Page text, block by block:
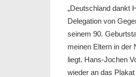
„Deutschland dankt
Delegation von
seinem 90.
meinen Eltern in der
liegt. Hans-Jochen
wieder an das